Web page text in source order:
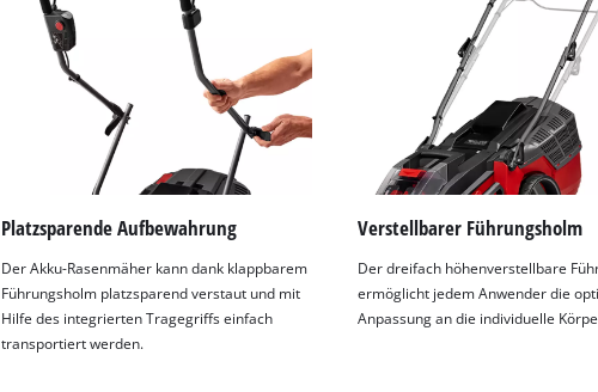
Platzsparende Aufbewahrung
Der Akku-Rasenmäher kann dank klappbarem
Führungsholm platzsparend verstaut und mit
Hilfe des integrierten Tragegriffs einfach
transportiert werden.
Verstellbarer Führungsholm
Der dreifach höhenverstellbare
ermöglicht jedem Anwender die
Anpassung an die individuelle